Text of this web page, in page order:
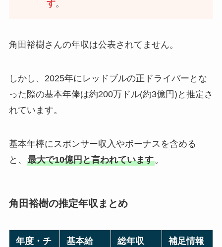
す。
角田裕樹さんの年収は公表されてません。
しかし、2025年にレッドブルの正ドライバーとな
った際の基本年俸は約200万ドル(約3億円)と推定さ
れています。
基本年棒にスポンサー収入やボーナスを含める
と、 最大で10億円と言われています。
角田裕樹の推定年収まとめ
年度・チ
基本給
総年収
補足情報